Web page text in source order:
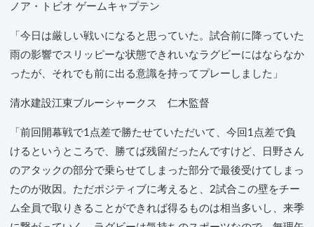
ノア・トビオ ゲームキャプテン
「今日は厳しい戦いになると思っていた。試合前に降っていた
雨の影響でスリッピーな状態できれいなラグビーにはならなか
ったが、それでも前に出る意識を持ってプレーしました」
清水建設江東ブルーシャークス 仁木監督
「前回開幕戦で1点差で勝たせていただいて、今回1点差で負
けるというところで、勝てば残留だったんですけど、日野さん
のアタックの部分で乗らせてしまった部分で最後受けてしまっ
たのが敗因。ただポジティブに考えると、2試合この壁をチー
ム全員で取りきることができれば得るものは相当多いし、来季